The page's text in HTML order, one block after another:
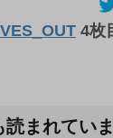
4枚
読まれてい